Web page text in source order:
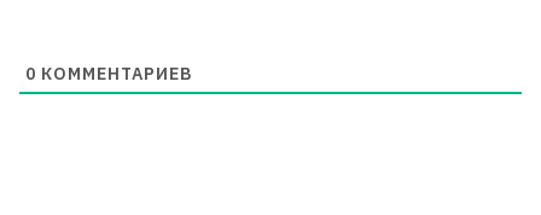
0 КОММЕНТАРИЕВ